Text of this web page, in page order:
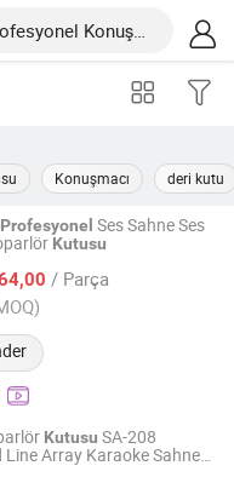
Konuşmacı deri kutu
Profesyonel Ses Sahne Ses
Kutusu
/ Parça
2023
Kutusu SA-208
Line Array Karaoke Sahne
Co., Ltd.